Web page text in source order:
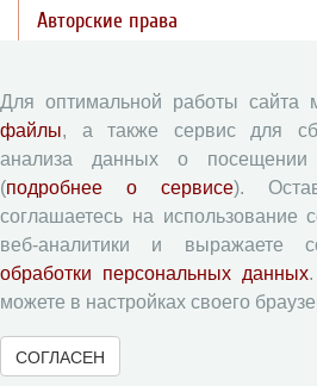
Авторские права
Рецензентам
Памятка рецензенту
Форма рецензии
Журналы ВолНЦ РАН
Экономические и социальные
Для оптимальной работы сайта
файлы, а также сервис для
анализа данных о
(подробнее о сервисе).
соглашаетесь на использование
веб-аналитики и выражаете
обработки персональных данных
можете в настройках своего
СОГЛАСЕН